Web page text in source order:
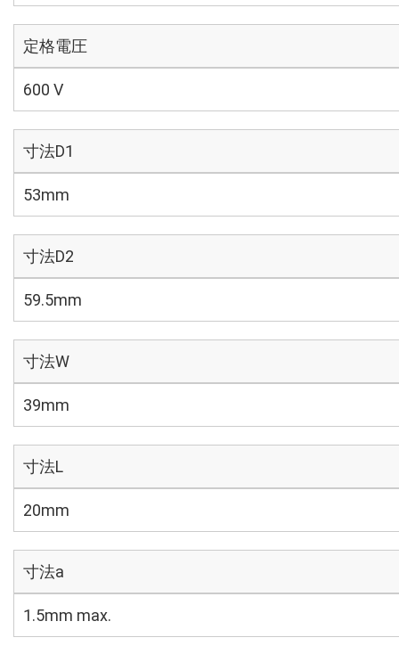
定格電圧
600 V
寸法D1
53mm
寸法D2
59.5mm
寸法W
39mm
寸法L
20mm
寸法a
1.5mm max.